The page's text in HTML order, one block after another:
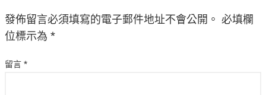
發佈留言必須填寫的電子郵件地址不會公開。 必填欄
位標示為 *
留言 *